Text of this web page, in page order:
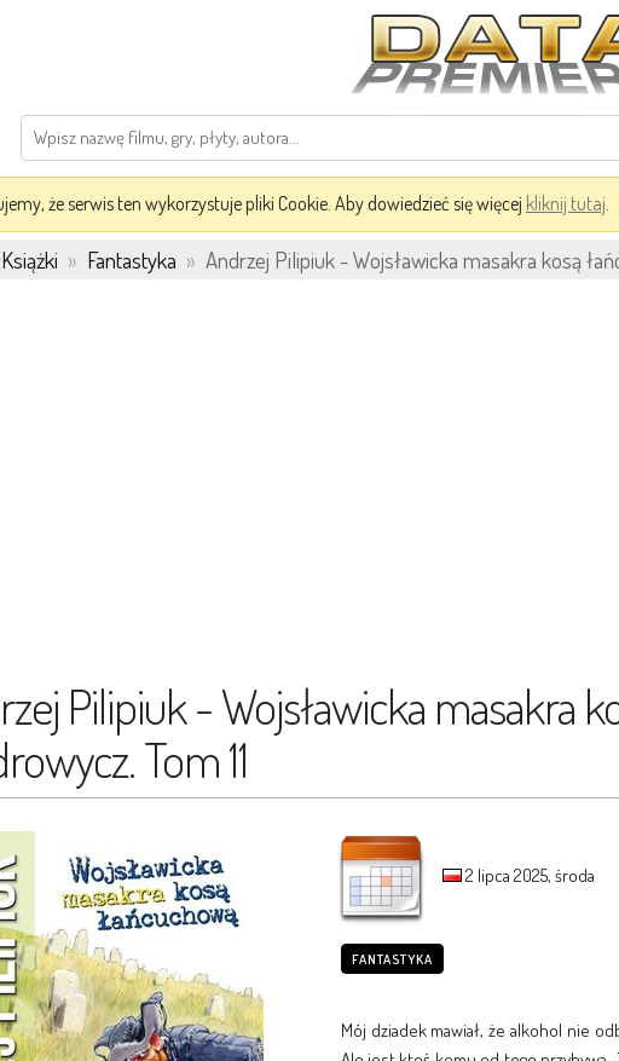
że serwis ten wykorzystuje pliki Cookie. Aby dowiedzieć się więcej kliknij tutaj.
Książki » Fantastyka » Andrzej Pilipiuk - Wojsławicka masakra kosą
Pilipiuk - Wojsławicka masakra
Tom 11
2 lipca 2025, środa
FANTASTYKA
Mój dziadek mawiał, że alkohol nie